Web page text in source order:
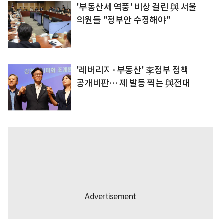
'부동산세 역풍' 비상 걸린 與 서울
의원들 "정부안 수정해야"
'레버리지·부동산' 李정부 정책
공개비판… 제 발등 찍는 與전대